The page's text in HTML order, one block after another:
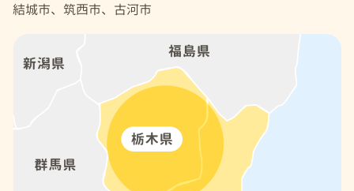
結城市、筑西市、古河市